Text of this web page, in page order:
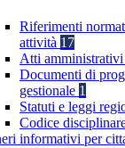
Riferimenti
attività 17
Atti amministrativi
Documenti di
gestionale 1
Statuti e leggi
Codice
informativi per